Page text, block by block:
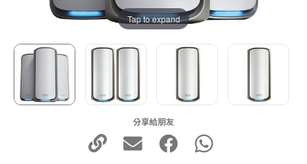
Tap to expand
分享給朋友